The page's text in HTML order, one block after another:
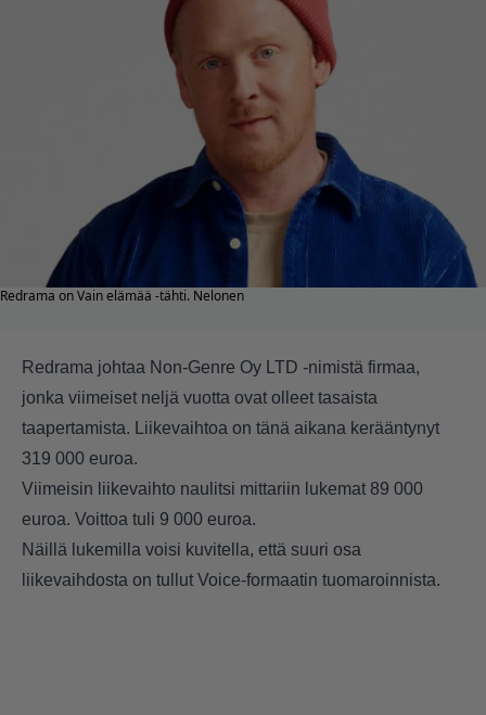
Redrama on Vain elämää -tähti. Nelonen
Redrama johtaa Non-Genre Oy LTD -nimistä firmaa,
jonka viimeiset neljä vuotta ovat olleet tasaista
taapertamista. Liikevaihtoa on tänä aikana kerääntynyt
319 000 euroa.
Viimeisin liikevaihto naulitsi mittariin lukemat 89 000
euroa. Voittoa tuli 9 000 euroa.
Näillä lukemilla voisi kuvitella, että suuri osa
liikevaihdosta on tullut Voice-formaatin tuomaroinnista.